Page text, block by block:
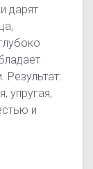
дарят
упругая,
и